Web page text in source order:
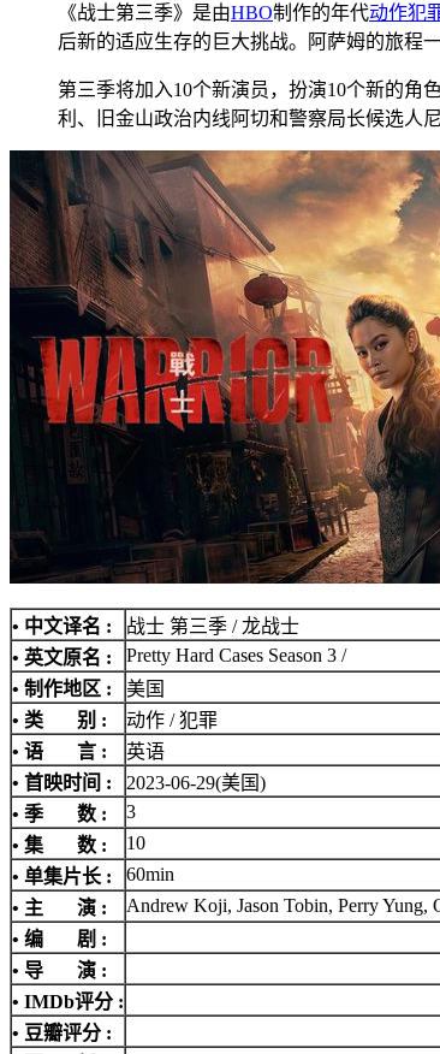
《战士第三季》是由HBO制作的年代动作犯
后新的适应生存的巨大挑战。阿萨姆的旅程
第三季将加入10个新演员，扮演10个新的角
利、旧金山政治内线阿切和警察局长候选人
• 中文译名 :
战士 第三季 / 龙战士
• 英文原名 :
Pretty Hard Cases Season 3 /
• 制作地区 :
美国
• 类 别 :
动作 / 犯罪
• 语 言 :
英语
• 首映时间 :
2023-06-29(美国)
• 季 数 :
3
• 集 数 :
10
• 单集片长 :
60min
• 主 演 :
Andrew Koji, Jason Tobin, Perry Yung,
• 编 剧 :
• 导 演 :
• IMDb评分 :
• 豆瓣评分 :